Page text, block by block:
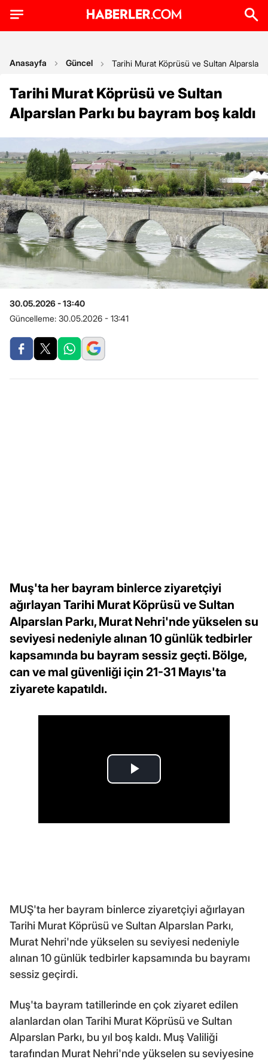
Anasayfa Güncel Tarihi Murat Köprüsü ve Sultan Alparslan
Tarihi Murat Köprüsü ve Sultan
Alparslan Parkı bu bayram boş kaldı
30.05.2026 - 13:40
Güncelleme: 30.05.2026 - 13:41
Muş'ta her bayram binlerce ziyaretçiyi
ağırlayan Tarihi Murat Köprüsü ve Sultan
Alparslan Parkı, Murat Nehri'nde yükselen su
seviyesi nedeniyle alınan 10 günlük tedbirler
kapsamında bu bayram sessiz geçti. Bölge,
can ve mal güvenliği için 21-31 Mayıs'ta
ziyarete kapatıldı.
MUŞ'ta her bayram binlerce ziyaretçiyi ağırlayan
Tarihi Murat Köprüsü ve Sultan Alparslan Parkı,
Murat Nehri'nde yükselen su seviyesi nedeniyle
alınan 10 günlük tedbirler kapsamında bu bayramı
sessiz geçirdi.
Muş'ta bayram tatillerinde en çok ziyaret edilen
alanlardan olan Tarihi Murat Köprüsü ve Sultan
Alparslan Parkı, bu yıl boş kaldı. Muş Valiliği
tarafından Murat Nehri'nde yükselen su seviyesine